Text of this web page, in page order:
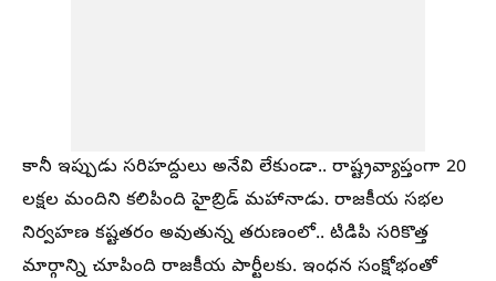
కానీ ఇప్పుడు సరిహద్దులు అనేవి లేకుండా.. రాష్ట్రవ్యాప్తంగా 20
లక్షల మందిని కలిపింది హైబ్రిడ్ మహానాడు. రాజకీయ సభల
నిర్వహణ కష్టతరం అవుతున్న తరుణంలో.. టిడిపి సరికొత్త
మార్గాన్ని చూపింది రాజకీయ పార్టీలకు. ఇంధన సంక్షోభంతో